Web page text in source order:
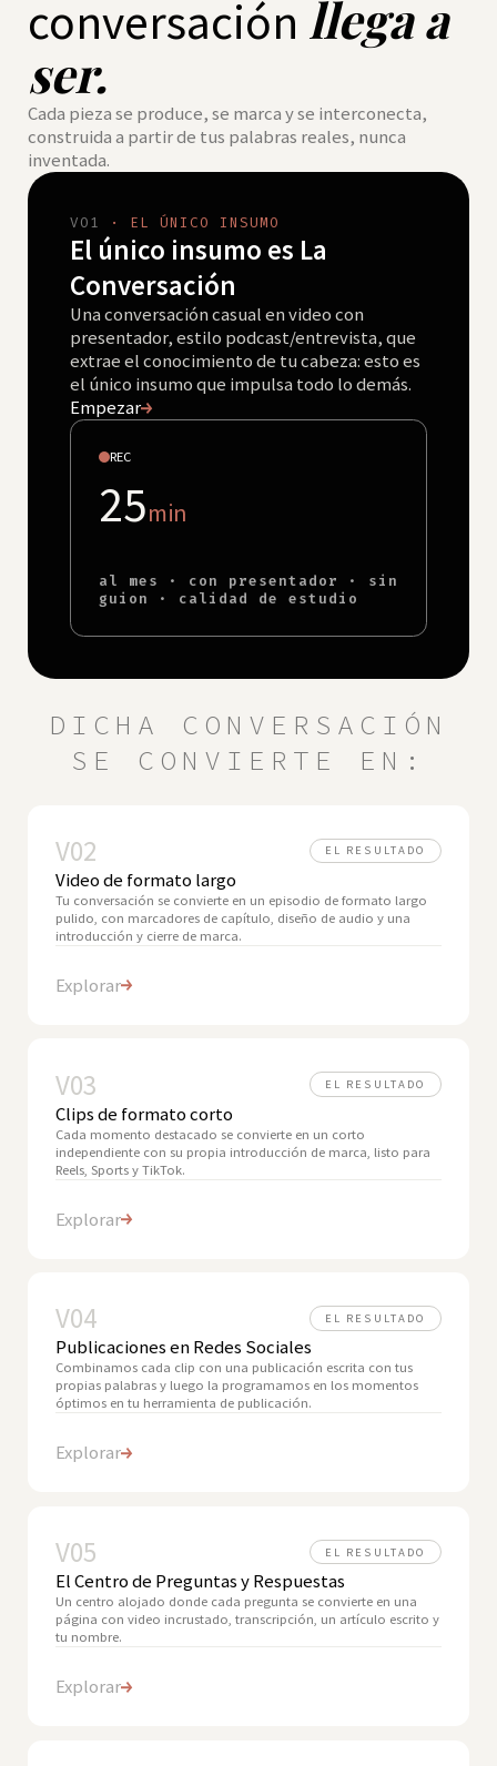
conversación llega a
ser.
Cada pieza se produce, se marca y se interconecta,
construida a partir de tus palabras reales, nunca
inventada.
VO1 · EL ÚNICO INSUMO
El único insumo es La
Conversación
Una conversación casual en video con
presentador, estilo podcast/entrevista, que
extrae el conocimiento de tu cabeza: esto es
el único insumo que impulsa todo lo demás.
Empezar
REC
25min
al mes · con presentador · sin
guion · calidad de estudio
DICHA CONVERSACIÓN
SE CONVIERTE EN:
V02 EL RESULTADO
Video de formato largo
Tu conversación se convierte en un episodio de formato largo
pulido, con marcadores de capítulo, diseño de audio y una
introducción y cierre de marca.
Explorar
V03 EL RESULTADO
Clips de formato corto
Cada momento destacado se convierte en un corto
independiente con su propia introducción de marca, listo para
Reels, Sports y TikTok.
Explorar
V04 EL RESULTADO
Publicaciones en Redes Sociales
Combinamos cada clip con una publicación escrita con tus
propias palabras y luego la programamos en los momentos
óptimos en tu herramienta de publicación.
Explorar
V05 EL RESULTADO
El Centro de Preguntas y Respuestas
Un centro alojado donde cada pregunta se convierte en una
página con video incrustado, transcripción, un artículo escrito y
tu nombre.
Explorar